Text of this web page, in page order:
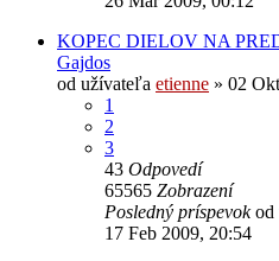
KOPEC DIELOV NA
Gajdos
od užívateľa etienne » 02
1
2
3
43 Odpovedí
65565 Zobrazení
Posledný príspevokod
17 Feb 2009, 20:54